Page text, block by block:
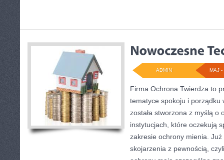
MAJ -
ADMIN
Firma Ochrona Twierdza to
tematyce spokoju i porządku
została stworzona z myślą o
instytucjach, które oczekują
zakresie ochrony mienia.
skojarzenia z pewnością,